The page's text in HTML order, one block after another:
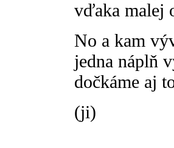
vďaka malej
No a kam
jedna náplň
dočkáme aj
(ji)